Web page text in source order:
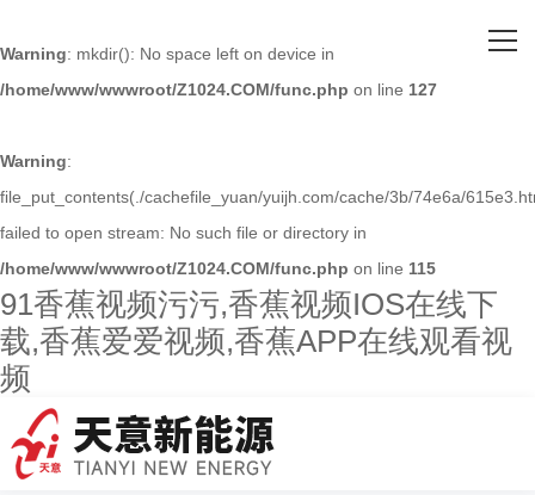
Warning: mkdir(): No space left on device in
/home/www/wwwroot/Z1024.COM/func.php on line 127
Warning:
file_put_contents(./cachefile_yuan/yuijh.com/cache/3b/74e6a/
failed to open stream: No such file or directory in
/home/www/wwwroot/Z1024.COM/func.php on line 115
91香蕉视频污污,香蕉视频IOS在线下
载,香蕉爱爱视频,香蕉APP在线观看视
频
关于91香蕉视频污污
主营产品
人才招聘
新闻资讯
联系91香蕉视频污污